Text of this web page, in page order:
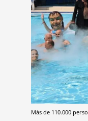
Más de 110.000